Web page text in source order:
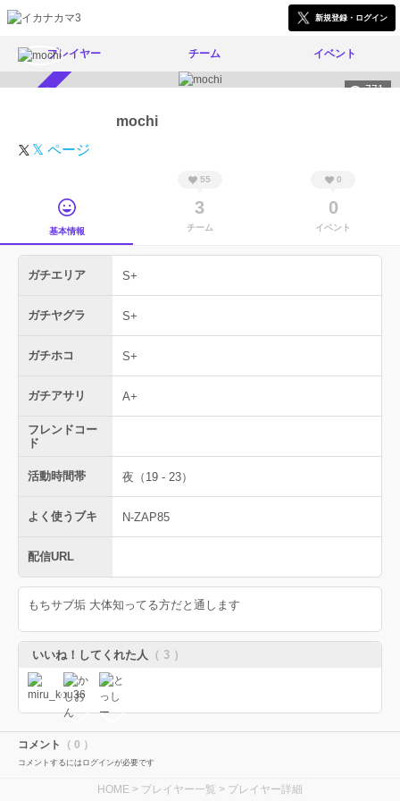
新規登録・ログイン
プレイヤー チーム イベント
771
mochi
𝕏 ページ
基本情報
55
3
チーム
0
0
イベント
ガチエリア S+
ガチヤグラ S+
ガチホコ S+
ガチアサリ A+
フレンドコー
ド
活動時間帯 夜（19 - 23）
よく使うブキ N-ZAP85
配信URL
もちサブ垢 大体知ってる方だと通します
いいね！してくれた人 （ 3 ）
コメント （ 0 ）
コメントするにはログインが必要です
HOME > プレイヤー一覧 > プレイヤー詳細